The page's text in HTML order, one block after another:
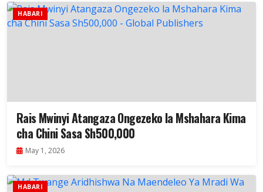
HABARI
Rais Mwinyi Atangaza Ongezeko la Mshahara Kima
cha Chini Sasa Sh500,000
May 1, 2026
HABARI